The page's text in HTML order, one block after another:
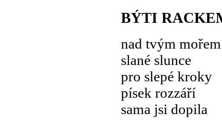
BÝTI
nad tvým mořem
slané slunce
pro slepé kroky
písek rozzáří
sama jsi dopila